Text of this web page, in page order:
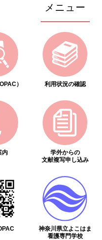
メニュー
） 利用状況の確認
内
学外からの
文献複写申し込み
神奈川県立よこはま
看護専門学校